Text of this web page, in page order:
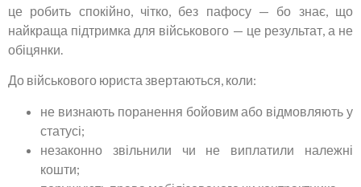
це робить спокійно, чітко, без пафосу — бо знає, що
найкраща підтримка для військового — це результат, а не
обіцянки.
До військового юриста звертаються, коли:
не визнають поранення бойовим або відмовляють у
статусі;
незаконно звільнили чи не виплатили належні
кошти;